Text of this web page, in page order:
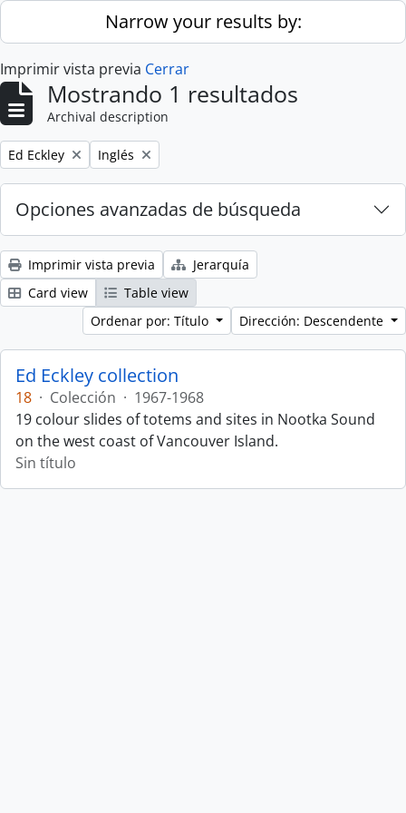
Skip to main contentNarrow your results by:
Imprimir vista previa Cerrar
Mostrando 1 resultados
Archival description
Remove filter:
Ed Eckley Remove filter:
Inglés
Opciones avanzadas de búsqueda
Imprimir vista previa
Jerarquía
Card view
Table view
Ordenar por: Título
Dirección: Descendente
Ed Eckley collection
18 · Colección · 1967-1968
19 colour slides of totems and sites in Nootka Sound
on the west coast of Vancouver Island.
Sin título